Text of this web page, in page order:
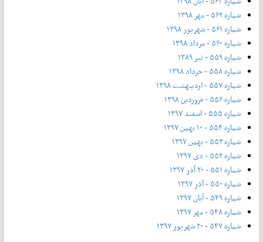
شماره ۵۶۲ - مهر ۱۳۹۸
شماره ۵۶۱ - شهریور ۱۳۹۸
شماره ۵۶۰ - مرداد ۱۳۹۸
شماره ۵۵۹ - تیر ۱۳۸۹
شماره ۵۵۸ - خرداد ۱۳۹۸
شماره ۵۵۷ - اردیبهشت ۱۳۹۸
شماره ۵۵۶ - فروردین ۱۳۹۸
شماره ۵۵۵ - اسفند ۱۳۹۷
شماره ۵۵۴ - ۱۰ بهمن ۱۳۹۷
شماره ۵۵۳ - بهمن ۱۳۹۷
شماره ۵۵۲ - دی ۱۳۹۷
شماره ۵۵۱ - ۲۰ آذر ۱۳۹۷
شماره ۵۵۰ - آذر ۱۳۹۷
شماره ۵۴۹ - آبان ۱۳۹۷
شماره ۵۴۸ - مهر ۱۳۹۷
شماره ۵۴۷ - ۲۰ شهریور ۱۳۹۷